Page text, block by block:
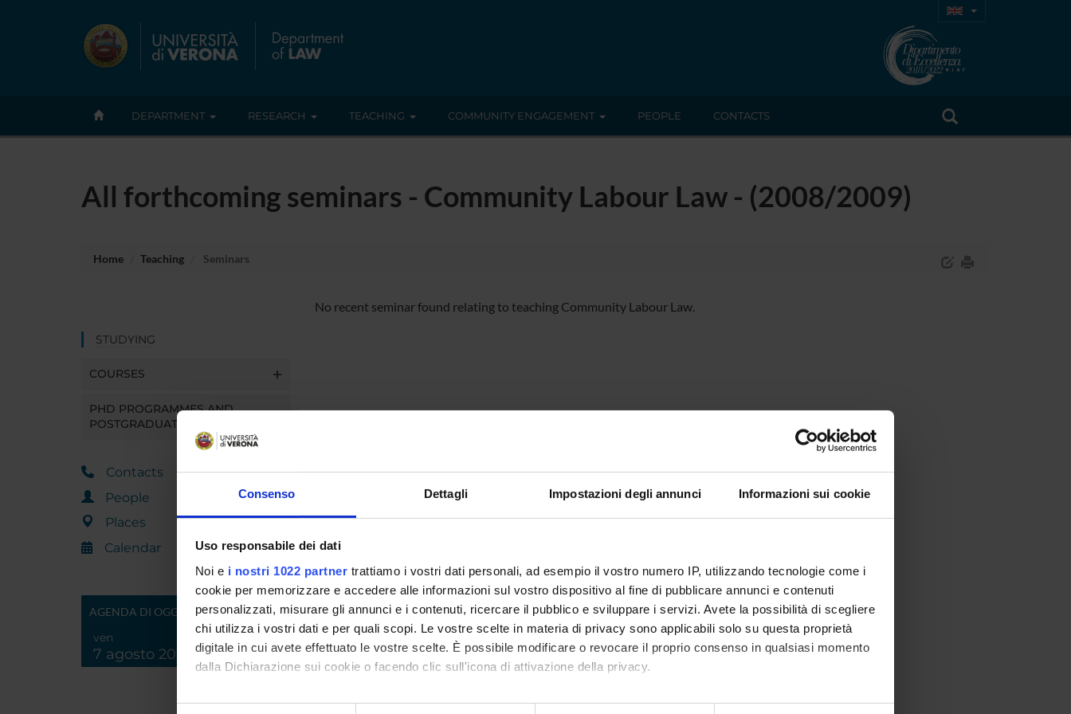
Consenso Dettagli Impostazioni degli annunci Informazioni sui cookie
Uso responsabile dei dati
Noi e i nostri 1022 partner trattiamo i vostri dati personali, ad esempio il vostro numero IP, utilizzando tecnologie come i
cookie per memorizzare e accedere alle informazioni sul vostro dispositivo al fine di pubblicare annunci e contenuti
personalizzati, misurare gli annunci e i contenuti, ricercare il pubblico e sviluppare i servizi. Avete la possibilità di scegliere
chi utilizza i vostri dati e per quali scopi. Le vostre scelte in materia di privacy sono applicabili solo su questa proprietà
digitale in cui avete effettuato le vostre scelte. È possibile modificare o revocare il proprio consenso in qualsiasi momento
dalla Dichiarazione sui cookie o facendo clic sull'icona di attivazione della privacy.
Con il tuo consenso, vorremmo anche:
DEPARTMENT RESEARCH TEACHING COMMUNITY ENGAGEMENT PEOPLE CONTACTS
All forthcoming seminars - Community Labour Law - (2008/2009)
Home Teaching Seminars
STUDYING
COURSES
PHD PROGRAMMES AND
POSTGRADUATE TRAINING
Contacts
People
Places
Calendar
AGENDA DI OGGI
ven
7 agosto 2026
No recent seminar found relating to teaching Community Labour Law.